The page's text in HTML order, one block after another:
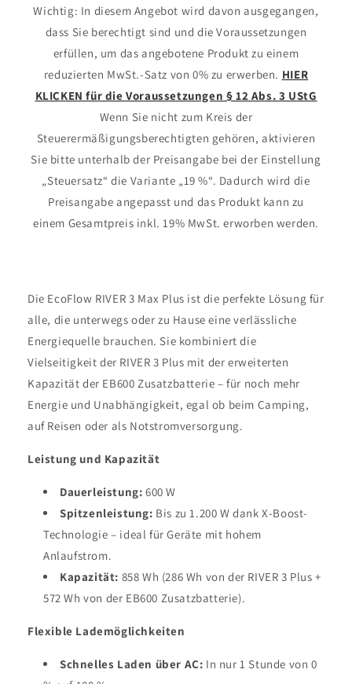
Wichtig: In diesem Angebot wird davon ausgegangen,
dass Sie berechtigt sind und die Voraussetzungen
erfüllen, um das angebotene Produkt zu einem
reduzierten MwSt.-Satz von 0% zu erwerben. HIER
KLICKEN für die Voraussetzungen § 12 Abs. 3 UStG
Wenn Sie nicht zum Kreis der
Steuerermäßigungsberechtigten gehören, aktivieren
Sie bitte unterhalb der Preisangabe bei der Einstellung
„Steuersatz“ die Variante „19 %“. Dadurch wird die
Preisangabe angepasst und das Produkt kann zu
einem Gesamtpreis inkl. 19% MwSt. erworben werden.
Die EcoFlow RIVER 3 Max Plus ist die perfekte Lösung für
alle, die unterwegs oder zu Hause eine verlässliche
Energiequelle brauchen. Sie kombiniert die
Vielseitigkeit der RIVER 3 Plus mit der erweiterten
Kapazität der EB600 Zusatzbatterie – für noch mehr
Energie und Unabhängigkeit, egal ob beim Camping,
auf Reisen oder als Notstromversorgung.
Leistung und Kapazität
Dauerleistung: 600 W
Spitzenleistung: Bis zu 1.200 W dank X-Boost-
Technologie – ideal für Geräte mit hohem
Anlaufstrom.
Kapazität: 858 Wh (286 Wh von der RIVER 3 Plus +
572 Wh von der EB600 Zusatzbatterie).
Flexible Lademöglichkeiten
Schnelles Laden über AC: In nur 1 Stunde von 0